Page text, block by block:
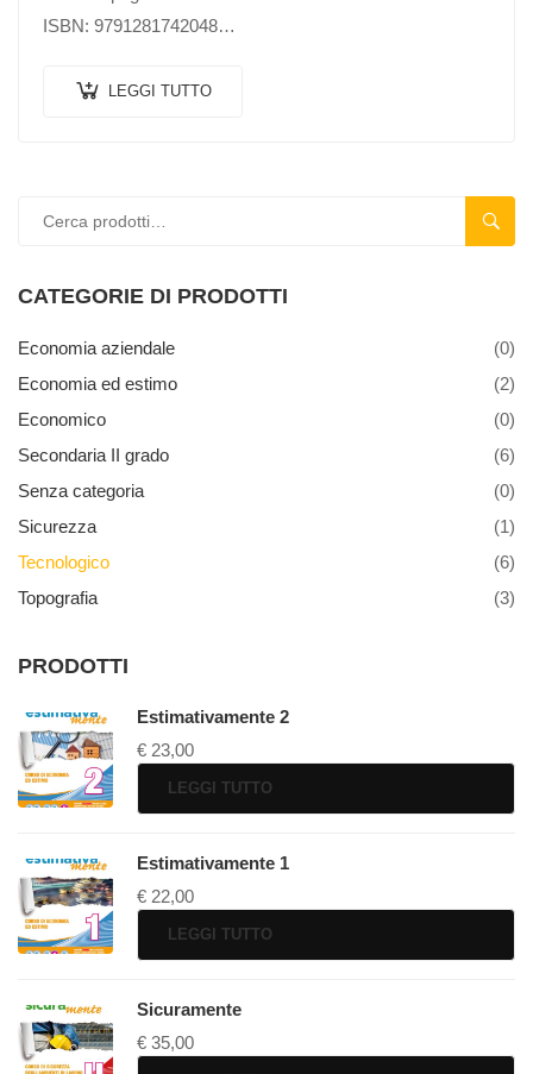
ISBN: 9791281742048
Pagine: 224 a colori
LEGGI TUTTO
CATEGORIE DI PRODOTTI
Economia aziendale
(0)
Economia ed estimo
(2)
Economico
(0)
Secondaria II grado
(6)
Senza categoria
(0)
Sicurezza
(1)
Tecnologico
(6)
Topografia
(3)
PRODOTTI
Estimativamente 2
€ 23,00
LEGGI TUTTO
Estimativamente 1
€ 22,00
LEGGI TUTTO
Sicuramente
€ 35,00